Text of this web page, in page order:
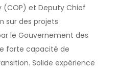
et Deputy Chief
sur des projets
le Gouvernement des
forte capacité de
Solide expérience